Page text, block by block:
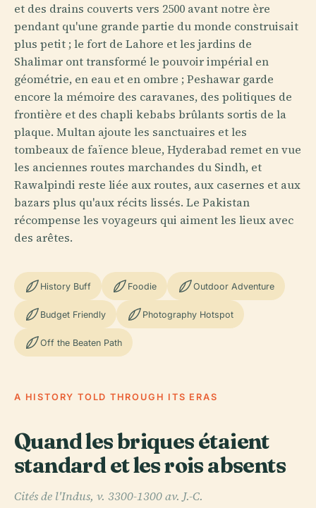
et des drains couverts vers 2500 avant notre ère
pendant qu'une grande partie du monde construisait
plus petit ; le fort de Lahore et les jardins de
Shalimar ont transformé le pouvoir impérial en
géométrie, en eau et en ombre ; Peshawar garde
encore la mémoire des caravanes, des politiques de
frontière et des chapli kebabs brûlants sortis de la
plaque. Multan ajoute les sanctuaires et les
tombeaux de faïence bleue, Hyderabad remet en vue
les anciennes routes marchandes du Sindh, et
Rawalpindi reste liée aux routes, aux casernes et aux
bazars plus qu'aux récits lissés. Le Pakistan
récompense les voyageurs qui aiment les lieux avec
des arêtes.
History Buff Foodie Outdoor Adventure
Budget Friendly Photography Hotspot
Off the Beaten Path
A HISTORY TOLD THROUGH ITS ERAS
Quand les briques étaient
standard et les rois absents
Cités de l'Indus, v. 3300-1300 av. J.-C.